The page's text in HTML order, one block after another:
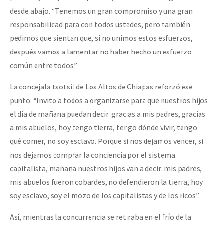
desde abajo. “Tenemos un gran compromiso y una gran
responsabilidad para con todos ustedes, pero también
pedimos que sientan que, si no unimos estos esfuerzos,
después vamos a lamentar no haber hecho un esfuerzo
común entre todos.”
La concejala tsotsil de Los Altos de Chiapas reforzó ese
punto: “Invito a todos a organizarse para que nuestros hijos
el día de mañana puedan decir: gracias a mis padres, gracias
a mis abuelos, hoy tengo tierra, tengo dónde vivir, tengo
qué comer, no soy esclavo. Porque si nos dejamos vencer, si
nos dejamos comprar la conciencia por el sistema
capitalista, mañana nuestros hijos van a decir: mis padres,
mis abuelos fueron cobardes, no defendieron la tierra, hoy
soy esclavo, soy el mozo de los capitalistas y de los ricos”.
Así, mientras la concurrencia se retiraba en el frío de la